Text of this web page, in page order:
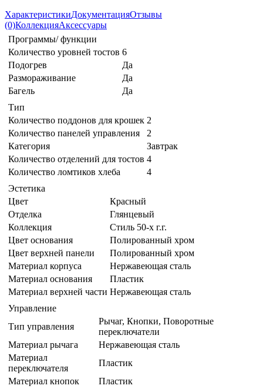
ХарактеристикиДокументацияОтзывы
(0)КоллекцияАксессуары
Программы/ функции
Количество уровней тостов 6
Подогрев
Да
Размораживание
Да
Багель
Да
Тип
Количество поддонов для крошек 2
Количество панелей управления
2
Категория
Завтрак
Количество отделений для тостов 4
Количество ломтиков хлеба
4
Эстетика
Цвет
Красный
Отделка
Глянцевый
Коллекция
Стиль 50-х г.г.
Цвет основания
Полированный хром
Цвет верхней панели
Полированный хром
Материал корпуса
Нержавеющая сталь
Материал основания
Пластик
Материал верхней части Нержавеющая сталь
Управление
Тип управления
Рычаг, Кнопки, Поворотные
переключатели
Материал рычага
Нержавеющая сталь
Материал
переключателя
Пластик
Материал кнопок
Пластик